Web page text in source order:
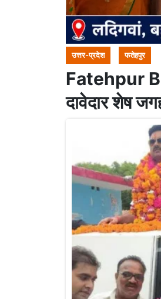
उत्तर-प्रदेश फतेहपुर
Fatehpur
दावेदार शेष